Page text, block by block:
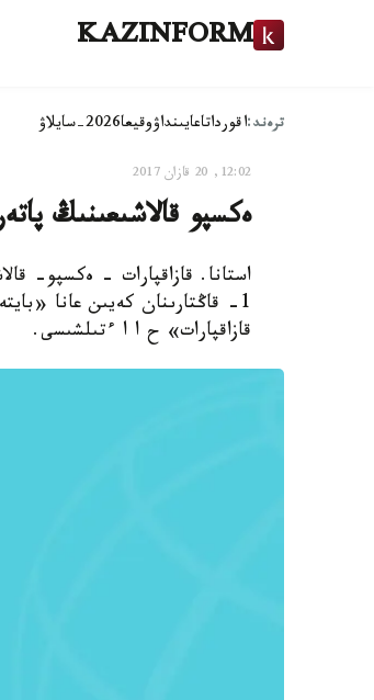
KAZINFORM
ترەند:اقورداتاعايىنداۋوقيعا2026-سايلاۋ
12:02, 20 قازان 2017
ەكسپو قالاشىعىنىڭ
1- قاڭتارىنان كەيىن عانا
قازاقپارات» ح ا ا ءتىلشىسى.